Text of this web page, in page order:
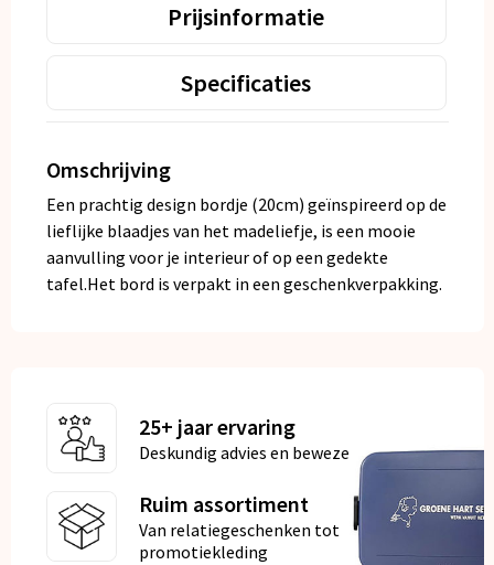
Prijsinformatie
Specificaties
Omschrijving
Een prachtig design bordje (20cm) geïnspireerd op de
lieflijke blaadjes van het madeliefje, is een mooie
aanvulling voor je interieur of op een gedekte
tafel.Het bord is verpakt in een geschenkverpakking.
25+ jaar ervaring
Deskundig advies en bewezen kwaliteit
Ruim assortiment
Van relatiegeschenken tot
promotiekleding